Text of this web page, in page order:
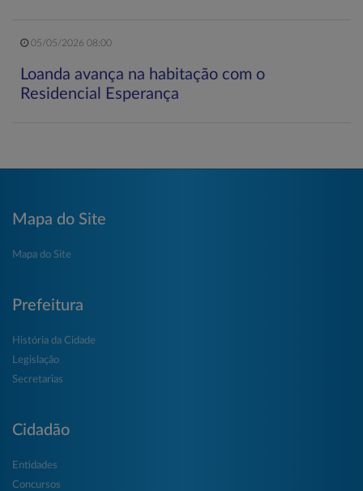
05/05/2026 08:00
Loanda avança na habitação com o
Residencial Esperança
Mapa do Site
Mapa do Site
Prefeitura
História da Cidade
Legislação
Secretarias
Cidadão
Entidades
Concursos